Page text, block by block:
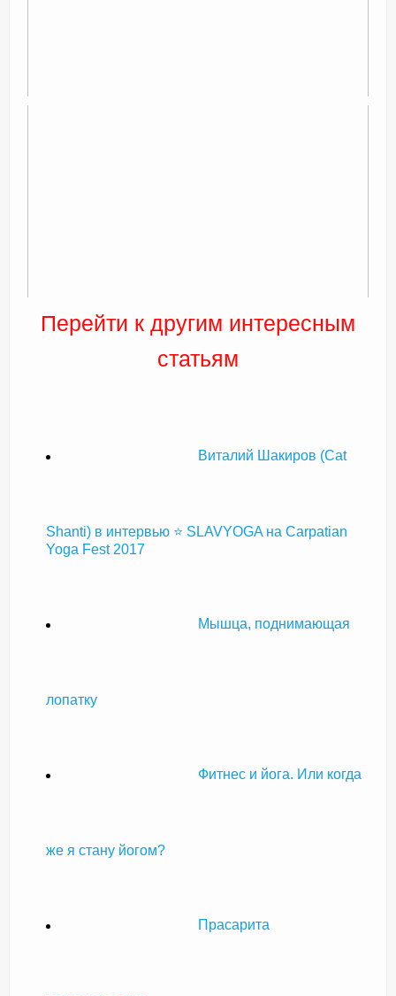
Перейти к другим интересным
статьям
Виталий Шакиров (Cat
Shanti) в интервью ⭐ SLAVYOGA на Carpatian
Yoga Fest 2017
Мышца, поднимающая
лопатку
Фитнес и йога. Или когда
же я стану йогом?
Прасарита